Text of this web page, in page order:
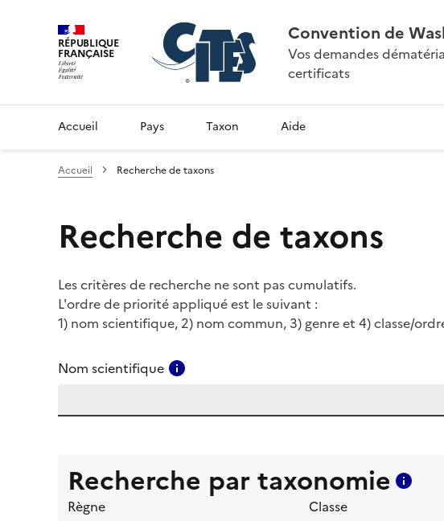
RÉPUBLIQUE
FRANÇAISE
Convention de
Vos demandes
certificats
Accueil Pays Taxon Aide
Accueil Recherche de taxons
Recherche de taxons
Les critères de recherche ne sont pas cumulatifs.
L'ordre de priorité appliqué est le suivant :
1) nom scientifique, 2) nom commun, 3) genre et 4) classe/
Nom scientifique
Recherche par taxonomie
Règne
Classe